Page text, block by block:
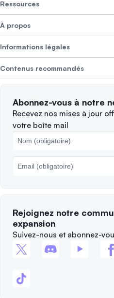
Smart Exchange
Crypto Bundles
Gagner des revenus
Alpha Deals
Ressources
Aide et support
Brand kit
À propos
À propos de SwissBorg
Offres d’emploi NOUS RECRUTONS
Informations légales
Politique de confidentialité
Plaintes
Politique des cookies
Contenus recommandés
Quand vendre ?
Principales blockchains
Abonnez-vous à notre
Recevez nos mises à jour
votre boîte mail
Rejoignez notre
expansion
Suivez-nous et abonnez-